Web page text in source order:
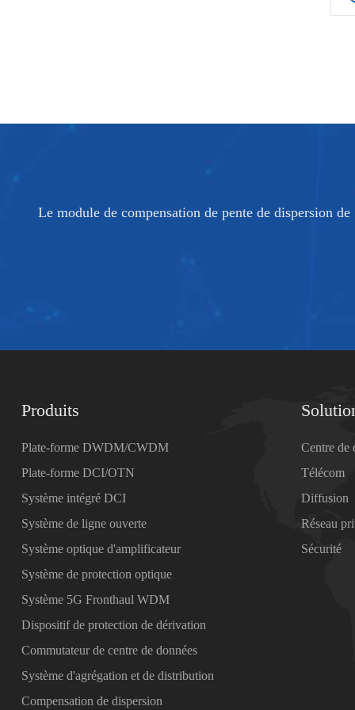
Le module de compensation de pente de dispersion
Produits
Plate-forme DWDM/CWDM
Plate-forme DCI/OTN
Système intégré DCI
Système de ligne ouverte
Système optique d'amplificateur
Système de protection optique
Système 5G Fronthaul WDM
Dispositif de protection de dérivation
Commutateur de centre de données
Système d'agrégation et de distribution
Compensation de dispersion
Centre de
Télécom
Diffusion
Réseau
Sécurité